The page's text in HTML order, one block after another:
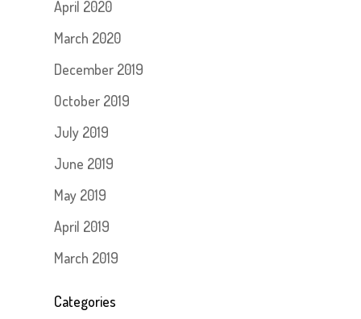
April 2020
March 2020
December 2019
October 2019
July 2019
June 2019
May 2019
April 2019
March 2019
Categories